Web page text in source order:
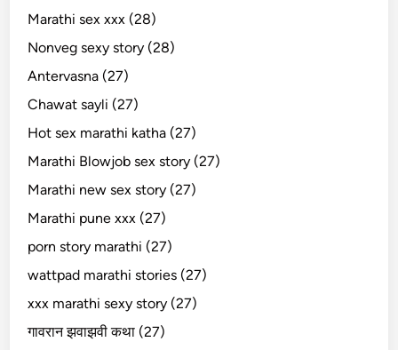
Marathi sex xxx (28)
Nonveg sexy story (28)
Antervasna (27)
Chawat sayli (27)
Hot sex marathi katha (27)
Marathi Blowjob sex story (27)
Marathi new sex story (27)
Marathi pune xxx (27)
porn story marathi (27)
wattpad marathi stories (27)
xxx marathi sexy story (27)
गावरान झवाझवी कथा (27)